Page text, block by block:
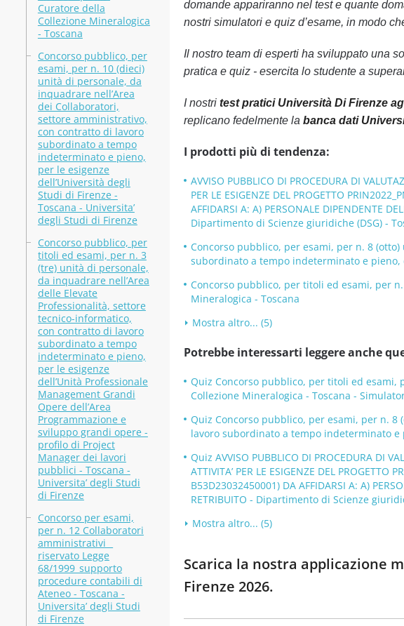
Curatore della
Collezione Mineralogica
- Toscana
Concorso pubblico, per
esami, per n. 10 (dieci)
unità di personale, da
inquadrare nell’Area
dei Collaboratori,
settore amministrativo,
con contratto di lavoro
subordinato a tempo
indeterminato e pieno,
per le esigenze
dell’Università degli
Studi di Firenze -
Toscana - Universita’
degli Studi di Firenze
Concorso pubblico, per
titoli ed esami, per n. 3
(tre) unità di personale,
da inquadrare nell’Area
delle Elevate
Professionalità, settore
tecnico-informatico,
con contratto di lavoro
subordinato a tempo
indeterminato e pieno,
per le esigenze
dell’Unità Professionale
Management Grandi
Opere dell’Area
Programmazione e
sviluppo grandi opere -
profilo di Project
Manager dei lavori
pubblici - Toscana -
Universita’ degli Studi
di Firenze
Concorso per esami,
per n. 12 Collaboratori
amministrativi _
riservato Legge
68/1999_supporto
procedure contabili di
Ateneo - Toscana -
Universita’ degli Studi
di Firenze
domande appariranno nel test e quante
nostri simulatori e quiz d’esame, in modo
Il nostro team di esperti ha sviluppato una
pratica e quiz - esercita lo studente a
I nostri test pratici Università Di Firenze
replicano fedelmente la banca dati
I prodotti più di tendenza:
AVVISO PUBBLICO DI PROCEDURA DI
PER LE ESIGENZE DEL PROGETTO
AFFIDARSI A: A) PERSONALE DIPENDENTE
Dipartimento di Scienze giuridiche (DSG) -
Concorso pubblico, per esami, per n. 8
subordinato a tempo indeterminato e pieno,
Concorso pubblico, per titoli ed esami, per
Mineralogica - Toscana
Mostra altro... (5)
Potrebbe interessarti leggere anche
Quiz Concorso pubblico, per titoli ed
Collezione Mineralogica - Toscana -
Quiz Concorso pubblico, per esami, per n.
lavoro subordinato a tempo indeterminato e
Quiz AVVISO PUBBLICO DI PROCEDURA DI
ATTIVITA’ PER LE ESIGENZE DEL
B53D23032450001) DA AFFIDARSI A: A)
RETRIBUITO - Dipartimento di Scienze
Mostra altro... (5)
Scarica la nostra applicazione
Firenze 2026.